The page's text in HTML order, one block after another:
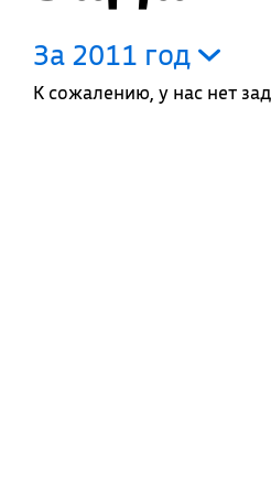
За 2011 год
К сожалению, у нас нет